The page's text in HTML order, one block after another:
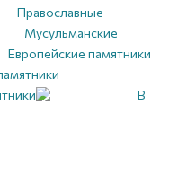
Православные
Мусульманские
Европейские памятники
В